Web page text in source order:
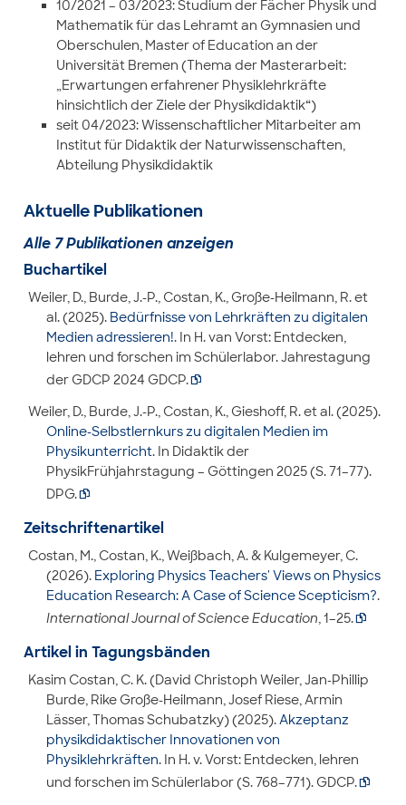
10/2021 – 03/2023: Studium der Fächer Physik und
Mathematik für das Lehramt an Gymnasien und
Oberschulen, Master of Education an der
Universität Bremen (Thema der Masterarbeit:
„Erwartungen erfahrener Physiklehrkräfte
hinsichtlich der Ziele der Physikdidaktik“)
seit 04/2023: Wissenschaftlicher Mitarbeiter am
Institut für Didaktik der Naturwissenschaften,
Abteilung Physikdidaktik
Aktuelle Publikationen
Alle 7 Publikationen anzeigen
Buchartikel
Weiler, D., Burde, J.-P., Costan, K., Große-Heilmann, R. et
al. (2025). Bedürfnisse von Lehrkräften zu digitalen
Medien adressieren!. In H. van Vorst: Entdecken,
lehren und forschen im Schülerlabor. Jahrestagung
der GDCP 2024 GDCP.
Weiler, D., Burde, J.-P., Costan, K., Gieshoff, R. et al. (2025).
Online-Selbstlernkurs zu digitalen Medien im
Physikunterricht. In Didaktik der
PhysikFrühjahrstagung – Göttingen 2025 (S. 71–77).
DPG.
Zeitschriftenartikel
Costan, M., Costan, K., Weißbach, A. & Kulgemeyer, C.
(2026). Exploring Physics Teachers' Views on Physics
Education Research: A Case of Science Scepticism?.
International Journal of Science Education, 1–25.
Artikel in Tagungsbänden
Kasim Costan, C. K. (David Christoph Weiler, Jan-Phillip
Burde, Rike Große-Heilmann, Josef Riese, Armin
Lässer, Thomas Schubatzky) (2025).Akzeptanz
physikdidaktischer Innovationen von
Physiklehrkräften. In H. v. Vorst: Entdecken, lehren
und forschen im Schülerlabor (S. 768–771). GDCP.